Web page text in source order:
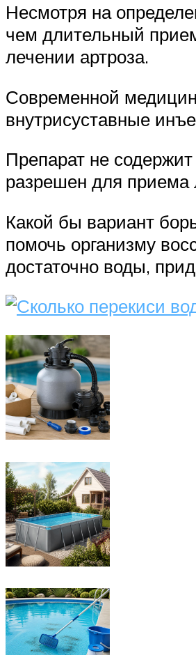
Несмотря на
чем длительный
лечении артроза.
Современной
внутрисуставные
Препарат не
разрешен для
Какой бы вариант
помочь организму
достаточно воды,